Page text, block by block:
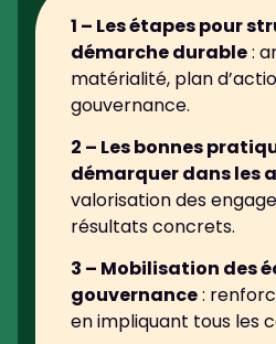
1 – Les étapes pour
démarche durable:
matérialité, plan
gouvernance.
2 – Les bonnes
démarquer dans les
valorisation des
résultats concrets.
3 – Mobilisation des
gouvernance:
en impliquant tous les